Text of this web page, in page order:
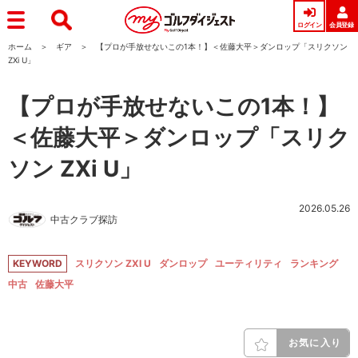
ログイン 会員登録
ホーム ギア
【プロが手放せないこの1本！】＜佐藤大平＞ダンロップ「スリクソン
ZXi U」
【プロが手放せないこの1本！】
＜佐藤大平＞ダンロップ「スリク
ソン ZXi U」
中古クラブ探訪
2026.05.26
KEYWORD スリクソン ZXI U ダンロップ ユーティリティ
ランキング
中古
佐藤大平
お気に入り